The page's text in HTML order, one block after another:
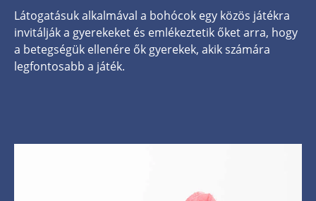
Látogatásuk alkalmával a bohócok egy közös játékra
invitálják a gyerekeket és emlékeztetik őket arra, hogy
a betegségük ellenére ők gyerekek, akik számára
legfontosabb a játék.